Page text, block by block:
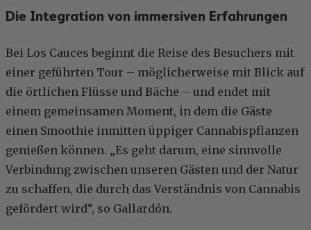
Die Integration von immersiven Erfahrungen
Bei Los Cauces beginnt die Reise des Besuchers mit
einer geführten Tour – möglicherweise mit Blick auf
die örtlichen Flüsse und Bäche – und endet mit
einem gemeinsamen Moment, in dem die Gäste
einen Smoothie inmitten üppiger Cannabispflanzen
genießen können. „Es geht darum, eine sinnvolle
Verbindung zwischen unseren Gästen und der Natur
zu schaffen, die durch das Verständnis von Cannabis
gefördert wird“, so Gallardón.